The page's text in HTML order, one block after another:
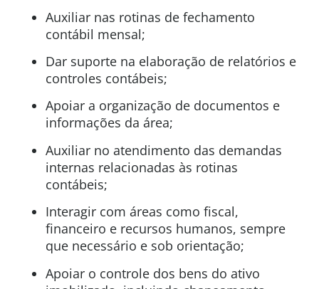
Auxiliar nas rotinas de fechamento
contábil mensal;
Dar suporte na elaboração de relatórios e
controles contábeis;
Apoiar a organização de documentos e
informações da área;
Auxiliar no atendimento das demandas
internas relacionadas às rotinas
contábeis;
Interagir com áreas como fiscal,
financeiro e recursos humanos, sempre
que necessário e sob orientação;
Apoiar o controle dos bens do ativo